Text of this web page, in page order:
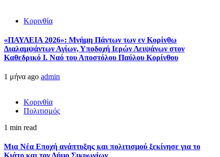
Κορινθία
«ΠΑΥΛΕΙΑ 2026»: Μνήμη Πάντων των εν Κορίνθω
Διαλαμψάντων Αγίων, Υποδοχή Ιερών Λειψάνων στον
Καθεδρικό Ι. Ναό του Αποστόλου Παύλου Κορίνθου
1 μήνα ago admin
Κορινθία
Πολιτισμός
1 min read
Μια Νέα Εποχή ανάπτυξης και πολιτισμού ξεκίνησε για το